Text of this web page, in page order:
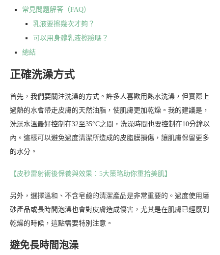
常見問題解答（FAQ）
乳液要擦幾次才夠？
可以用身體乳液擦臉嗎？
總結
正確洗澡方式
首先，我們要關注洗澡的方式。許多人喜歡用熱水洗澡，但實際上
過熱的水會帶走皮膚的天然油脂，使肌膚更加乾燥。我的建議是，
洗澡水溫最好控制在32至35°C之間，洗澡時間也要控制在10分鐘以
內。這樣可以避免過度清潔所造成的皮脂膜損傷，讓肌膚保留更多
的水分。
【皮秒雷射術後保養與效果：5大策略助你重拾美肌】
另外，選擇溫和、不含皂鹼的清潔產品是非常重要的。過度使用磨
砂產品或長時間泡澡也會對皮膚造成傷害，尤其是在肌膚已經感到
乾燥的時候，這點需要特別注意。
避免長時間泡澡